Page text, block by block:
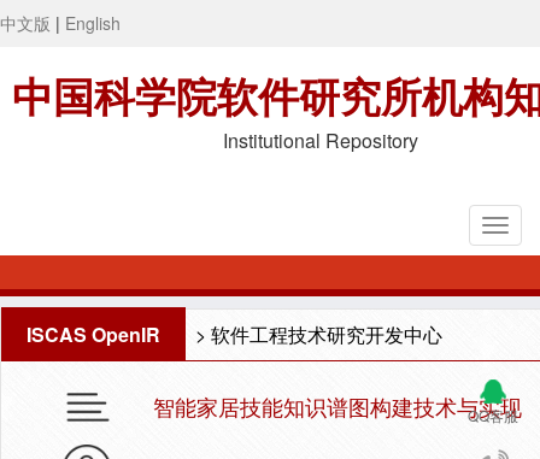
中文版 | English
中国科学院软件研究所机构
Institutional Repository
ISCAS OpenIR > 软件工程技术研究开发中心
QQ客服
智能家居技能知识谱图构建技术与实现